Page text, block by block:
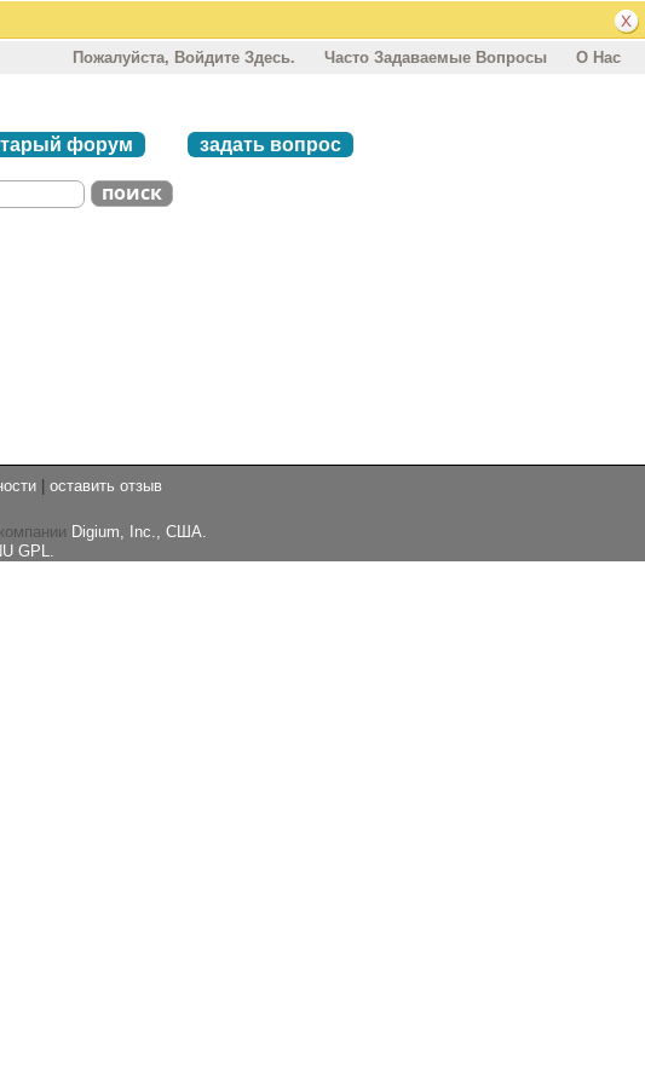
Пожалуйста, Войдите Здесь. Часто Задаваемые Вопросы О Нас
форум задать вопрос
| оставить отзыв
Digium, Inc., США.
GPL.